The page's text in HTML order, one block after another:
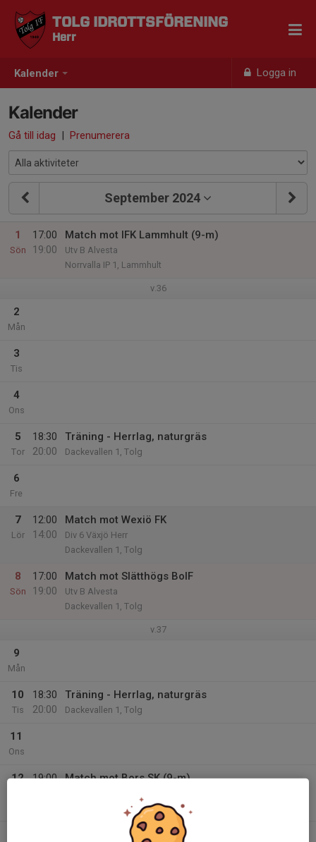
Kalender Logga in
TOLG IDROTTSFÖRENING
Herr
Kalender
Gå till idag | Prenumerera
September 2024
1
Sön
17:00
19:00
Match mot IFK Lammhult (9-m)
Utv B Alvesta
Norrvalla IP 1, Lammhult
v.36
2
Mån
3
Tis
4
Ons
5
Tor
18:30
20:00
Träning - Herrlag, naturgräs
Dackevallen 1, Tolg
6
Fre
7
Lör
12:00
14:00
Match mot Wexiö FK
Div 6 Växjö Herr
Dackevallen 1, Tolg
8
Sön
17:00
19:00
Match mot Slätthögs BoIF
Utv B Alvesta
Dackevallen 1, Tolg
v.37
9
Mån
10
Tis
18:30
20:00
Träning - Herrlag, naturgräs
Dackevallen 1, Tolg
11
Ons
12
19:00
Match mot Bors SK (9-m)
Norregårds IP 1, Värnamo